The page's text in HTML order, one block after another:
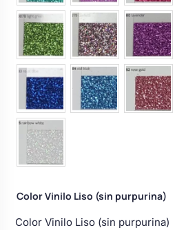
Color Vinilo Liso (sin purpurina)
Color Vinilo Liso (sin purpurina)